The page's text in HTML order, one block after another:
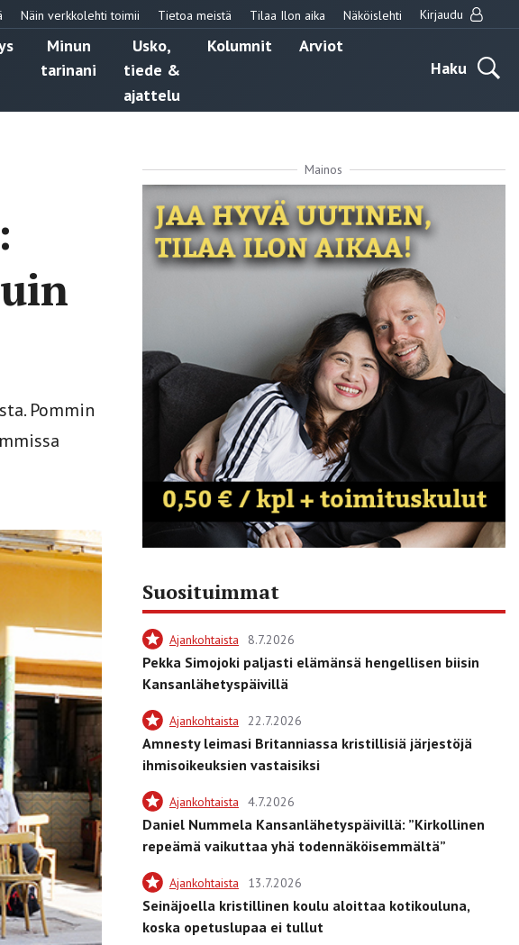
Näin verkkolehti toimii Tietoa meistä Tilaa Ilon aika Näköislehti Kirjaudu
Minun
tarinani
Usko,
tiede &
ajattelu
Kolumnit
Arviot
Haku
Pommin
Mainos
Suosituimmat
Ajankohtaista 8.7.2026
Pekka Simojoki paljasti elämänsä hengellisen biisin
Kansanlähetyspäivillä
Ajankohtaista 22.7.2026
Amnesty leimasi Britanniassa kristillisiä järjestöjä
ihmisoikeuksien vastaisiksi
Ajankohtaista 4.7.2026
Daniel Nummela Kansanlähetyspäivillä: ”Kirkollinen
repeämä vaikuttaa yhä todennäköisemmältä”
Ajankohtaista 13.7.2026
Seinäjoella kristillinen koulu aloittaa kotikouluna,
koska opetuslupaa ei tullut